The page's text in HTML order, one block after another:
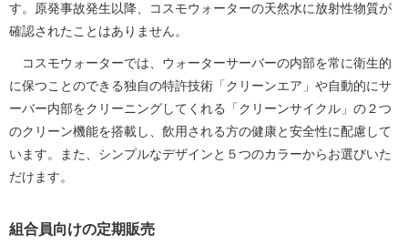
す。原発事故発生以降、コスモウォーターの天然水に放射性物質が
確認されたことはありません。
コスモウォーターでは、ウォーターサーバーの内部を常に衛生的
に保つことのできる独自の特許技術「クリーンエア」や自動的にサ
ーバー内部をクリーニングしてくれる「クリーンサイクル」の２つ
のクリーン機能を搭載し、飲用される方の健康と安全性に配慮して
います。また、シンプルなデザインと５つのカラーからお選びいた
だけます。
組合員向けの定期販売